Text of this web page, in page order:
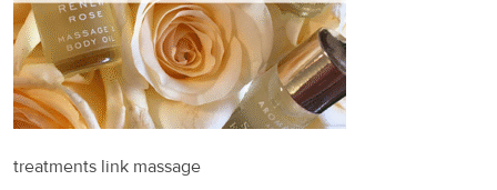
treatments link massage